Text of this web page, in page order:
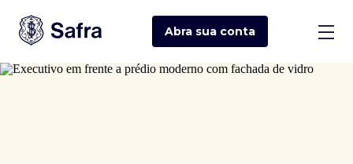
Abra sua conta